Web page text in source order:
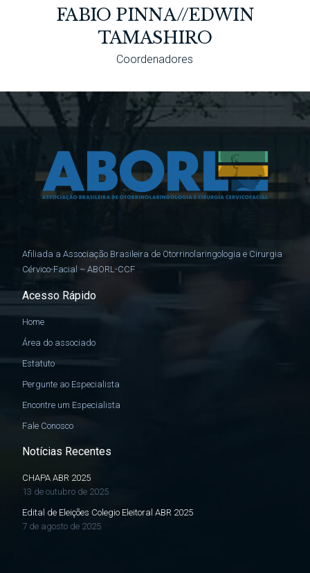
FABIO PINNA//EDWIN
TAMASHIRO
Coordenadores
Afiliada a Associação Brasileira de Otorrinolaringologia e Cirurgia
Cérvico-Facial – ABORL-CCF
Acesso Rápido
Home
Área do associado
Estatuto
Pergunte ao Especialista
Encontre um Especialista
Fale Conosco
Notícias Recentes
CHAPA ABR 2025
13 de outubro de 2025
Edital de Eleições Colegio Eleitoral ABR 2025
7 de agosto de 2025